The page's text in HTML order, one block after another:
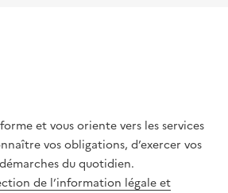
et vous oriente vers les services
vos obligations, d’exercer vos
du quotidien.
de l’information légale et